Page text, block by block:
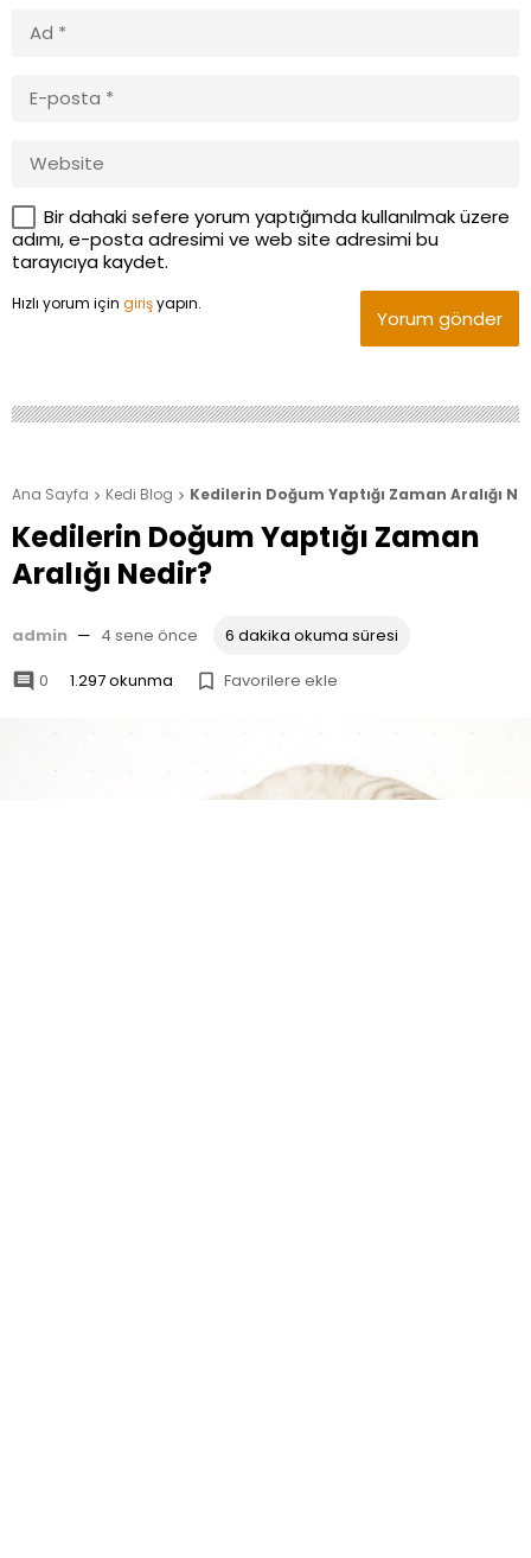
Bir dahaki sefere yorum yaptığımda kullanılmak üzere
adımı, e-posta adresimi ve web site adresimi bu
tarayıcıya kaydet.
Hızlı yorum için girişyapın.
Yorum gönder
Ana Sayfa  Kedi Blog  Kedilerin Doğum Yaptığı Zaman Aralığı
Kedilerin Doğum Yaptığı Zaman
Aralığı Nedir?
admin — 4 sene önce 6 dakika okuma süresi
 0 1.297 okunma  Favorilere ekle